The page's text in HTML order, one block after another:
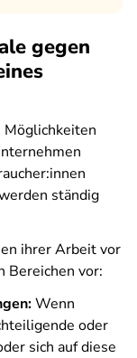
gegen
Möglichkeiten
ständig
ihrer Arbeit vor
Bereichen vor:
Wenn
oder
sich auf diese